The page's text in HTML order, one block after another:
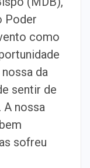
Poder
como
da
sentir de
nossa
sofreu